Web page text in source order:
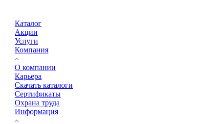
Каталог
Акции
Услуги
Компания
О компании
Карьера
Cкачать каталоги
Сертификаты
Охрана труда
Информация